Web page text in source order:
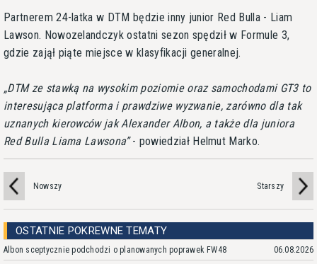
Partnerem 24-latka w DTM będzie inny junior Red Bulla - Liam
Lawson. Nowozelandczyk ostatni sezon spędził w Formule 3,
gdzie zajął piąte miejsce w klasyfikacji generalnej.
DTM ze stawką na wysokim poziomie oraz samochodami GT3 to
interesująca platforma i prawdziwe wyzwanie, zarówno dla tak
uznanych kierowców jak Alexander Albon, a także dla juniora
Red Bulla Liama Lawsona - powiedział Helmut Marko.
Nowszy Starszy
OSTATNIE POKREWNE TEMATY
Albon sceptycznie podchodzi o planowanych poprawek FW48 06.08.2026